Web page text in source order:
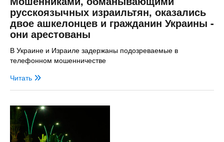
русскоязычных израильтян, оказались
двое ашкелонцев и гражданин Украины -
они арестованы
В Украине и Израиле задержаны подозреваемые в
телефонном мошенничестве
Читать